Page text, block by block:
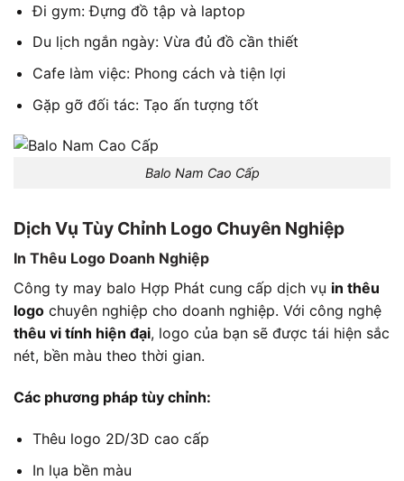
Đi gym: Đựng đồ tập và laptop
Du lịch ngắn ngày: Vừa đủ đồ cần thiết
Cafe làm việc: Phong cách và tiện lợi
Gặp gỡ đối tác: Tạo ấn tượng tốt
Balo Nam Cao Cấp
Dịch Vụ Tùy Chỉnh Logo Chuyên Nghiệp
In Thêu Logo Doanh Nghiệp
Công ty may balo Hợp Phát cung cấp dịch vụ in thêu
logo chuyên nghiệp cho doanh nghiệp. Với công nghệ
thêu vi tính hiện đại, logo của bạn sẽ được tái hiện sắc
nét, bền màu theo thời gian.
Các phương pháp tùy chỉnh:
Thêu logo 2D/3D cao cấp
In lụa bền màu